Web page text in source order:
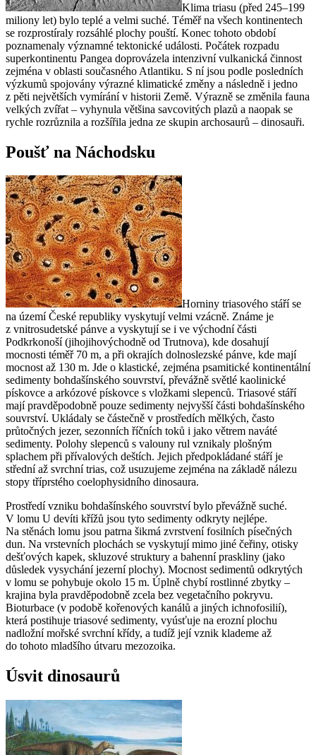
Klima triasu (před 245–199
miliony let) bylo teplé a velmi suché. Téměř na všech kontinentech
se rozprostíraly rozsáhlé plochy pouští. Konec tohoto období
poznamenaly významné tektonické události. Počátek rozpadu
superkontinentu Pangea doprovázela intenzivní vulkanická činnost
zejména v oblasti současného Atlantiku. S ní jsou podle posledních
výzkumů spojovány výrazné klimatické změny a následně i jedno
z pěti největších vymírání v historii Země. Výrazně se změnila fauna
velkých zvířat – vyhynula většina savcovitých plazů a naopak se
rychle rozrůznila a rozšířila jedna ze skupin archosaurů – dinosauři.
Poušť na Náchodsku
Horniny triasového stáří se
na území České republiky vyskytují velmi vzácně. Známe je
z vnitrosudetské pánve a vyskytují se i ve východní části
Podkrkonoší (jihojihovýchodně od Trutnova), kde dosahují
mocnosti téměř 70 m, a při okrajích dolnoslezské pánve, kde mají
mocnost až 130 m. Jde o klastické, zejména psamitické kontinentální
sedimenty bohdašínského souvrství, převážně světlé kaolinické
pískovce a arkózové pískovce s vložkami slepenců. Triasové stáří
mají pravděpodobně pouze sedimenty nejvyšší části bohdašínského
souvrství. Ukládaly se částečně v prostředích mělkých, často
průtočných jezer, sezonních říčních toků i jako větrem naváté
sedimenty. Polohy slepenců s valouny rul vznikaly plošným
splachem při přívalových deštích. Jejich předpokládané stáří je
střední až svrchní trias, což usuzujeme zejména na základě nálezu
stopy tříprstého coelophysidního dinosaura.
Prostředí vzniku bohdašínského souvrství bylo převážně suché.
V lomu U devíti křížů jsou tyto sedimenty odkryty nejlépe.
Na stěnách lomu jsou patrna šikmá zvrstvení fosilních písečných
dun. Na vrstevních plochách se vyskytují mimo jiné čeřiny, otisky
dešťových kapek, skluzové struktury a bahenní praskliny (jako
důsledek vysychání jezerní plochy). Mocnost sedimentů odkrytých
v lomu se pohybuje okolo 15 m. Úplně chybí rostlinné zbytky –
krajina byla pravděpodobně zcela bez vegetačního pokryvu.
Bioturbace (v podobě kořenových kanálů a jiných ichnofosilií),
která postihuje triasové sedimenty, vyúsťuje na erozní plochu
nadložní mořské svrchní křídy, a tudíž její vznik klademe až
do tohoto mladšího útvaru mezozoika.
Úsvit dinosaurů